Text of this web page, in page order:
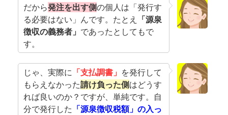
だから発注を出す側の個人は「発行す
る必要はない」んです。たとえ
「源泉
徴収の義務者」 であったとしてもで
す。
じゃ、実際に 「支払調書」 を発行して
もらえなかった請け負った側はどうす
れば良いのか？ですが、単純です。自
分で発行した 「源泉徴収税額」の入っ